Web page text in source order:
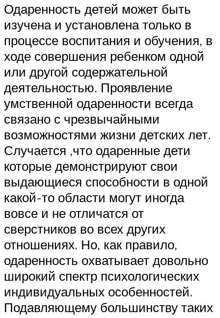
Одаренность детей может быть
изучена и установлена только в
процессе воспитания и обучения, в
ходе совершения ребенком одной
или другой содержательной
деятельностью. Проявление
умственной одаренности всегда
связано с чрезвычайными
возможностями жизни детских лет.
Случается ,что одаренные дети
которые демонстрируют свои
выдающиеся способности в одной
какой-то области могут иногда
вовсе и не отличатся от
сверстников во всех других
отношениях. Но, как правило,
одаренность охватывает довольно
широкий спектр психологических
индивидуальных особенностей.
Подавляющему большинству таких